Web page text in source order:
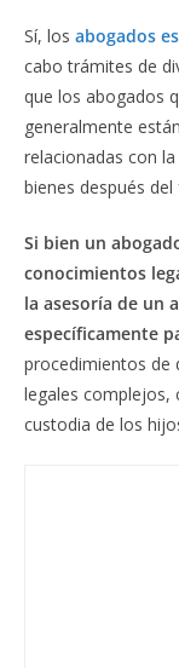
Sí, los abogados
cabo trámites de
que los abogados
generalmente
relacionadas con
bienes después
Si bien un
conocimientos
la asesoría de un
específicamente
procedimientos de
legales complejos,
custodia de los